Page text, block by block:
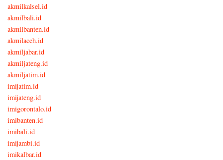
akmilkalsel.id
akmilbali.id
akmilbanten.id
akmilaceh.id
akmiljabar.id
akmiljateng.id
akmiljatim.id
imijatim.id
imijateng.id
imigorontalo.id
imibanten.id
imibali.id
imijambi.id
imikalbar.id